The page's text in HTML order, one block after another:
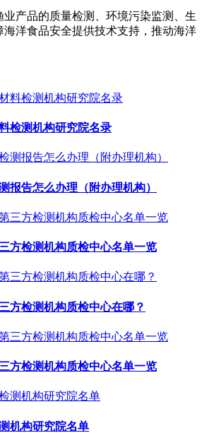
业产品的质量检测、环境污染监测、生
海洋食品安全提供技术支持，推动海洋
检测机构研究院名录
报告怎么办理（附办理机构）
方检测机构质检中心名单一览
方检测机构质检中心在哪？
方检测机构质检中心名单一览
机构研究院名单